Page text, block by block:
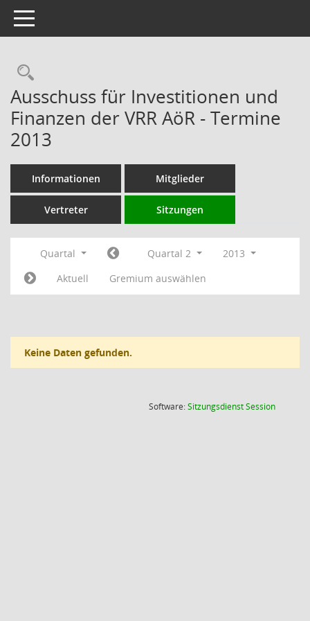
Toggle navigation
Rechercheauswahl
Ausschuss für Investitionen und
Finanzen der VRR AöR - Termine
2013
Informationen Mitglieder
Vertreter Sitzungen
Quartal Quartal 2
2013
Aktuell
Gremium auswählen
Keine Daten gefunden.
Software:SitzungsdienstSession(Wird in